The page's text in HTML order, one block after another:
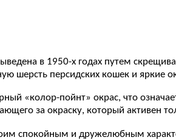
в 1950-х годах путем
шерсть персидских кошек и яркие
«колор-пойнт» окрас, что
за окраску, который активен
спокойным и дружелюбным